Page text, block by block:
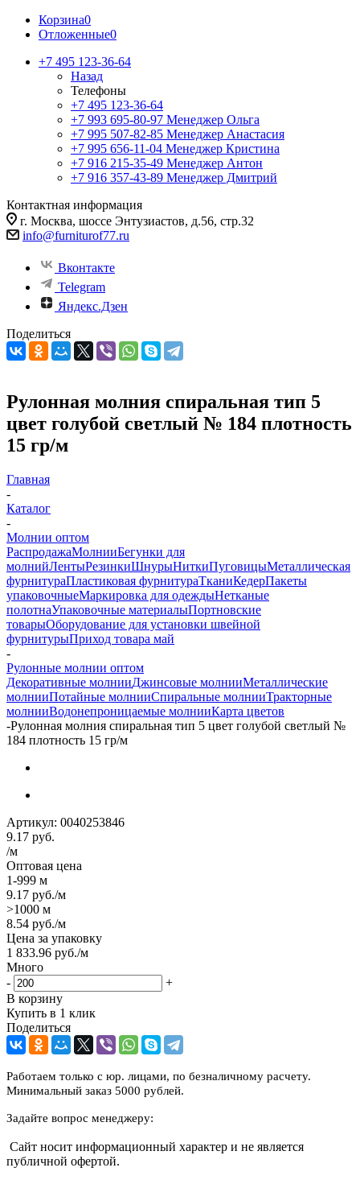
Корзина0
Отложенные0
+7 495 123-36-64
Назад
Телефоны
+7 495 123-36-64
+7 993 695-80-97 Менеджер Ольга
+7 995 507-82-85 Менеджер Анастасия
+7 995 656-11-04 Менеджер Кристина
+7 916 215-35-49 Менеджер Антон
+7 916 357-43-89 Менеджер Дмитрий
Контактная информация
г. Москва, шоссе Энтузиастов, д.56, стр.32
info@furniturof77.ru
Вконтакте
Telegram
Яндекс.Дзен
Поделиться
Рулонная молния спиральная тип 5
цвет голубой светлый № 184 плотность
15 гр/м
Главная
-
Каталог
-
Молнии оптом
РаспродажаМолнииБегунки для
молнийЛентыРезинкиШнурыНиткиПуговицыМеталлическая
фурнитураПластиковая фурнитураТканиКедерПакеты
упаковочныеМаркировка для одеждыНетканые
полотнаУпаковочные материалыПортновские
товарыОборудование для установки швейной
фурнитурыПриход товара май
-
Рулонные молнии оптом
Декоративные молнииДжинсовые молнииМеталлические
молнииПотайные молнииСпиральные молнииТракторные
молнииВодонепроницаемые молнииКарта цветов
-Рулонная молния спиральная тип 5 цвет голубой светлый №
184 плотность 15 гр/м
Артикул: 0040253846
9.17 руб.
/м
Оптовая цена
1-999 м
9.17 руб./м
>1000 м
8.54 руб./м
Цена за упаковку
1 833.96 руб./м
Много
-
+
В корзину
Купить в 1 клик
Поделиться
Работаем только с юр. лицами, по безналичному расчету.
Минимальный заказ 5000 рублей.
Задайте вопрос менеджеру:
Сайт носит информационный характер и не является
публичной офертой.